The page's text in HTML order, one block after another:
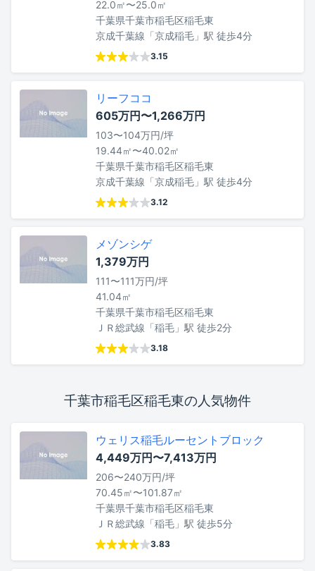
22.0㎡〜25.0㎡
千葉県千葉市稲毛区稲毛東
京成千葉線「京成稲毛」駅 徒歩4分
3.15
リーフココ
605万円〜1,266万円
103〜104万円/坪
19.44㎡〜40.02㎡
千葉県千葉市稲毛区稲毛東
京成千葉線「京成稲毛」駅 徒歩4分
3.12
メゾンシゲ
1,379万円
111〜111万円/坪
41.04㎡
千葉県千葉市稲毛区稲毛東
ＪＲ総武線「稲毛」駅 徒歩2分
3.18
千葉市稲毛区稲毛東の人気物件
ウェリス稲毛ルーセントブロック
4,449万円〜7,413万円
206〜240万円/坪
70.45㎡〜101.87㎡
千葉県千葉市稲毛区稲毛東
ＪＲ総武線「稲毛」駅 徒歩5分
3.83